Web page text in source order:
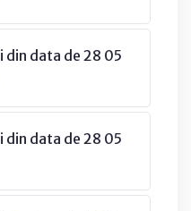
din data de 28 05
din data de 28 05